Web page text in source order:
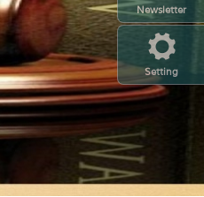
Setting
Newsletter